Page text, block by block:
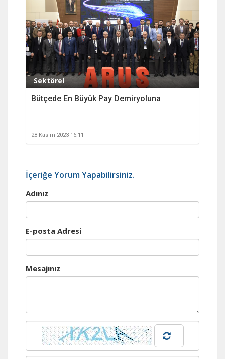
Sektörel
Bütçede En Büyük Pay Demiryoluna
28 Kasım 2023 16:11
İçeriğe Yorum Yapabilirsiniz.
Adınız
E-posta Adresi
Mesajınız